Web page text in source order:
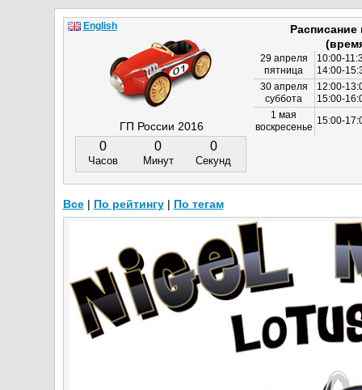
ГП России 2016
0
Часов
0
Минут
0
Секунд
29 апреля
пятница
10:00-
14:00-
30 апреля
суббота
12:00-
15:00-
1 мая
воскресенье
15:00-
English
Все| По рейтингу| По тегам